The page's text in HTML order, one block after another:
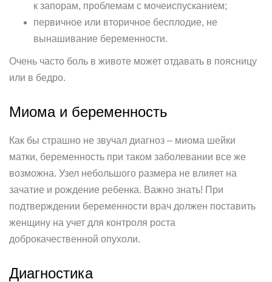
к запорам, проблемам с мочеиспусканием;
первичное или вторичное бесплодие, не
вынашивание беременности.
Очень часто боль в животе может отдавать в поясницу
или в бедро.
Миома и беременность
Как бы страшно не звучал диагноз – миома шейки
матки, беременность при таком заболевании все же
возможна. Узел небольшого размера не влияет на
зачатие и рождение ребенка. Важно знать! При
подтверждении беременности врач должен поставить
женщину на учет для контроля роста
доброкачественной опухоли.
Диагностика